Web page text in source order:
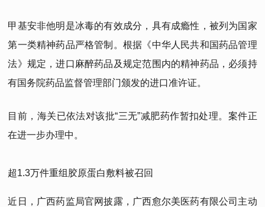
甲基安非他明是冰毒的有效成分，具有成瘾性，被列为国家
第一类精神药品严格管制。根据《中华人民共和国药品管理
法》规定，进口麻醉药品及规定范围内的精神药品，必须持
有国务院药品监督管理部门颁发的进口准许证。
目前，海关已依法对该批“三无”减肥药作暂扣处理。案件正
在进一步办理中。
超1.3万件重组胶原蛋白敷料被召回
近日，广西药监局官网披露，广西愈尔美医药有限公司主动